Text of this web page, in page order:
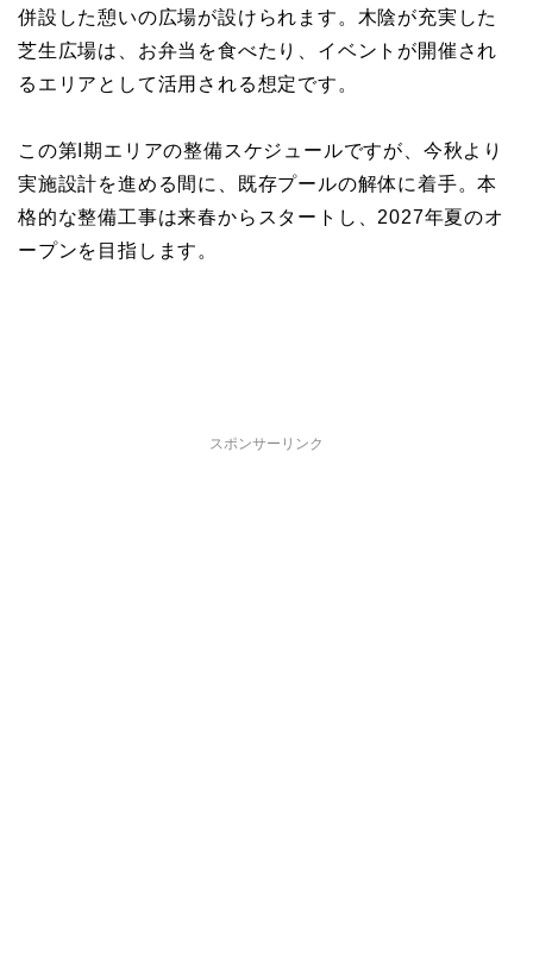
併設した憩いの広場が設けられます。木陰が充実した
芝生広場は、お弁当を食べたり、イベントが開催され
るエリアとして活用される想定です。
この第I期エリアの整備スケジュールですが、今秋より
実施設計を進める間に、既存プールの解体に着手。本
格的な整備工事は来春からスタートし、2027年夏のオ
ープンを目指します。
スポンサーリンク